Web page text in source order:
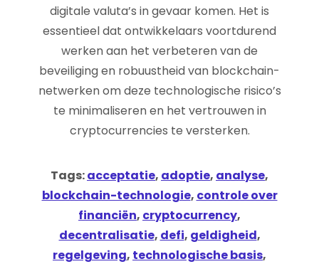
digitale valuta’s in gevaar komen. Het is
essentieel dat ontwikkelaars voortdurend
werken aan het verbeteren van de
beveiliging en robuustheid van blockchain-
netwerken om deze technologische risico’s
te minimaliseren en het vertrouwen in
cryptocurrencies te versterken.
Tags:acceptatie, adoptie, analyse,
blockchain-technologie, controle over
financiën, cryptocurrency,
decentralisatie, defi, geldigheid,
regelgeving, technologische basis,